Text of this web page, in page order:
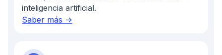
inteligencia artificial.
Saber más ->